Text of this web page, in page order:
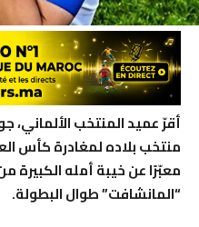
أقرّ عميد المنتخب
منتخب بلاده لمغادرة كأس
معبّرًا عن خيبة أمله
“المانشافت” طوال البطولة.